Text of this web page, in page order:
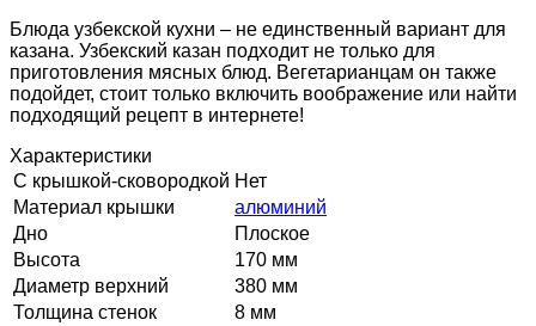
Блюда узбекской кухни – не единственный вариант для
казана. Узбекский казан подходит не только для
приготовления мясных блюд. Вегетарианцам он также
подойдет, стоит только включить воображение или найти
подходящий рецепт в интернете!
Характеристики
С крышкой-сковородкой Нет
Материал крышки
алюминий
Дно
Плоское
Высота
170 мм
Диаметр верхний
380 мм
Толщина стенок
8 мм